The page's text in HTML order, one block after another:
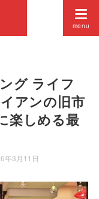
グ ライフ
アンの旧市
楽しめる最
年3月11日